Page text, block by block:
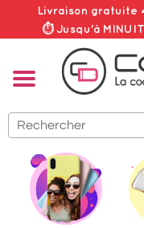
Livraison gratuite
⏱ Jusqu'à